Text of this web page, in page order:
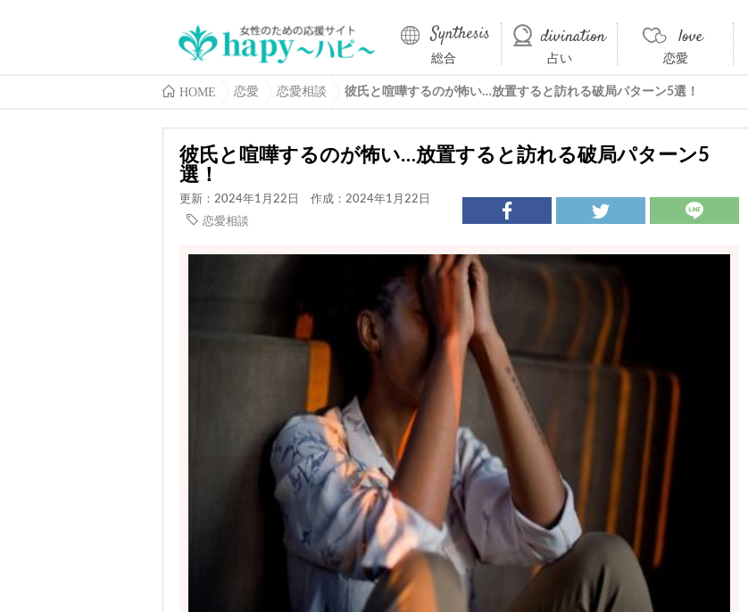
総合 占い 恋愛
HOME 恋愛 恋愛相談 彼氏と喧嘩するのが怖い…放置すると訪れる破局パターン5選！
彼氏と喧嘩するのが怖い…放置すると訪れる破局パターン5
選！
更新：2024年1月22日
作成：2024年1月22日
恋愛相談